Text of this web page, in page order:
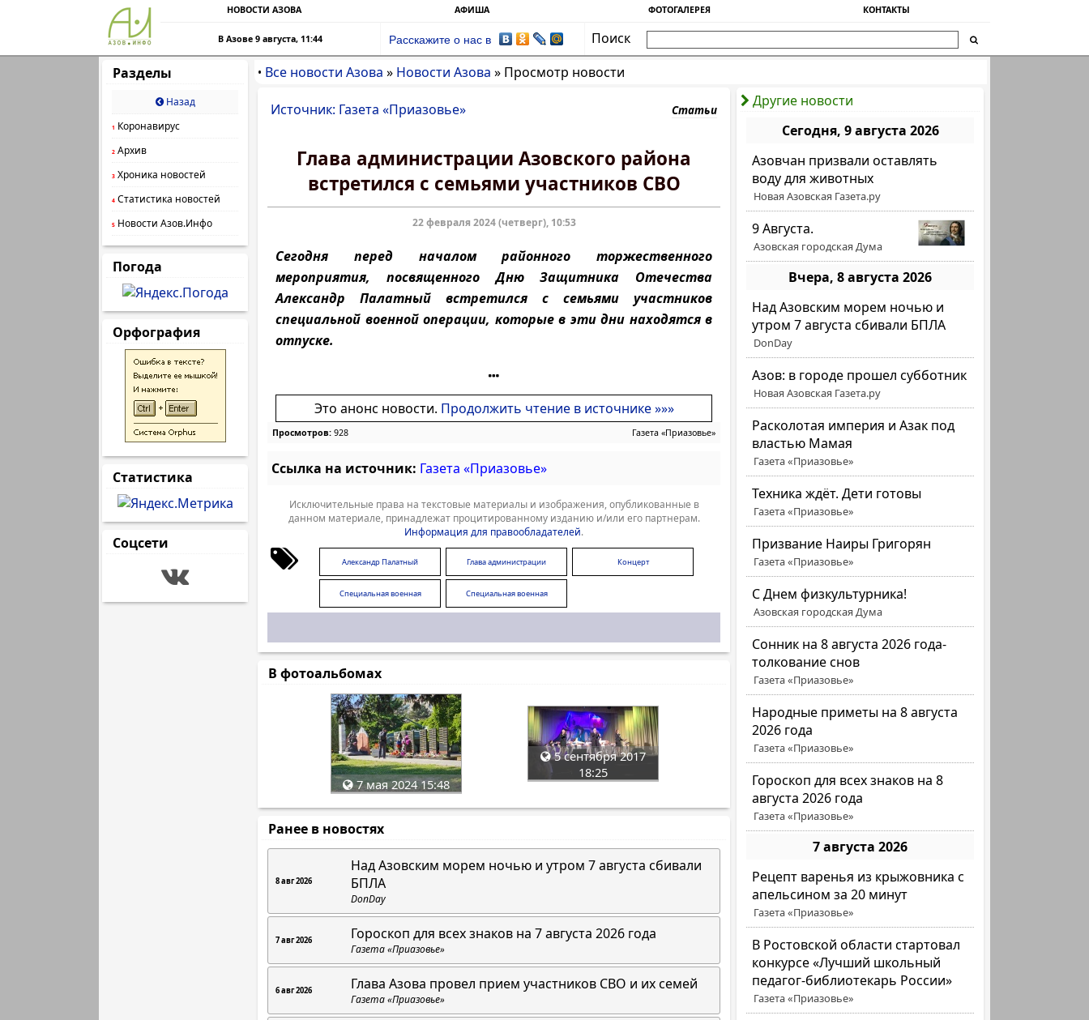
НОВОСТИ АЗОВА АФИША ФОТОГАЛЕРЕЯ КОНТАКТЫ
В Азове 9 августа, 11:44 Расскажите о нас в
Поиск
Разделы
Назад
1 Коронавирус
2 Архив
3 Хроника новостей
4 Статистика новостей
5 Новости Азов.Инфо
Погода
Орфография
Статистика
Соцсети
• Все новости Азова » Новости Азова » Просмотр новости
Другие новости
Сегодня, 9 августа 2026
Азовчан призвали оставлять
воду для животных
Новая Азовская Газета.ру
9 Августа.
Азовская городская Дума
Вчера, 8 августа 2026
Над Азовским морем ночью и
утром 7 августа сбивали БПЛА
DonDay
Азов: в городе прошел субботник
Новая Азовская Газета.ру
Расколотая империя и Азак под
властью Мамая
Газета «Приазовье»
Техника ждёт. Дети готовы
Газета «Приазовье»
Призвание Наиры Григорян
Газета «Приазовье»
C Днем физкультурника!
Азовская городская Дума
Сонник на 8 августа 2026 года-
толкование снов
Газета «Приазовье»
Народные приметы на 8 августа
2026 года
Газета «Приазовье»
Гороскоп для всех знаков на 8
августа 2026 года
Газета «Приазовье»
7 августа 2026
Рецепт варенья из крыжовника с
апельсином за 20 минут
Газета «Приазовье»
В Ростовской области стартовал
конкурсе «Лучший школьный
педагог-библиотекарь России»
Газета «Приазовье»
Источник: Газета «Приазовье» Статьи
Глава администрации Азовского района
встретился с семьями участников СВО
22 февраля 2024 (четверг), 10:53
Сегодня перед началом районного торжественного
мероприятия, посвященного Дню Защитника Отечества
Александр Палатный встретился с семьями участников
специальной военной операции, которые в эти дни находятся в
отпуске.
Это анонс новости. Продолжить чтение в источнике »»»
Просмотров: 928 Газета «Приазовье»
Ссылка на источник: Газета «Приазовье»
Исключительные права на текстовые материалы и изображения, опубликованные в
данном материале, принадлежат процитированному изданию и/или его партнерам.
Информация для правообладателей.
Александр Палатный Глава администрации Концерт
Специальная военная
операция
Специальная военная
операция
В фотоальбомах
7 мая 2024 15:48
5 сентября 2017
18:25
Ранее в новостях
8 авг 2026
Над Азовским морем ночью и утром 7 августа сбивали
БПЛА
DonDay
7 авг 2026 Гороскоп для всех знаков на 7 августа 2026 года
Газета «Приазовье»
6 авг 2026 Глава Азова провел прием участников СВО и их семей
Газета «Приазовье»